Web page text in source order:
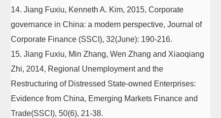
14. Jiang Fuxiu, Kenneth A. Kim, 2015, Corporate
governance in China: a modern perspective, Journal of
Corporate Finance (SSCI), 32(June): 190-216.
15. Jiang Fuxiu, Min Zhang, Wen Zhang and Xiaoqiang
Zhi, 2014, Regional Unemployment and the
Restructuring of Distressed State-owned Enterprises:
Evidence from China, Emerging Markets Finance and
Trade(SSCI), 50(6), 21-38.